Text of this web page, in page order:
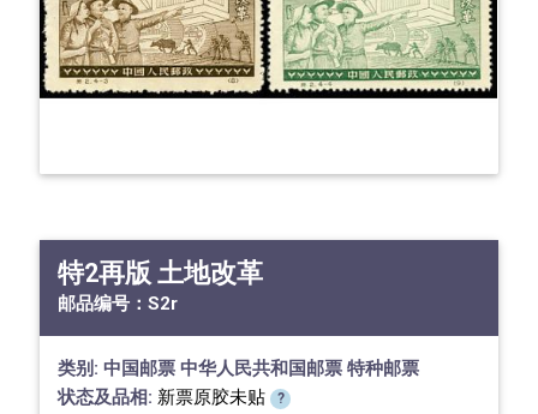
特2再版 土地改革
邮品编号：S2r
类别: 中国邮票 中华人民共和国邮票 特种邮票
状态及品相: 新票原胶未贴 ?